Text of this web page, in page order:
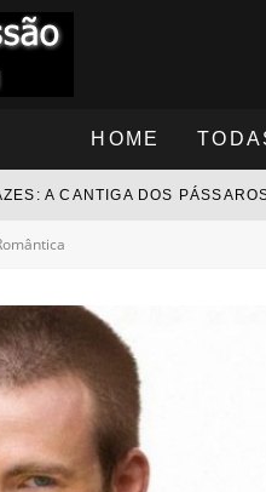
HOME
A CANTIGA DOS
TROLLS 3 - JUNTOS
- COMENTÁRIOS
MEGATUBARÃO 2 –